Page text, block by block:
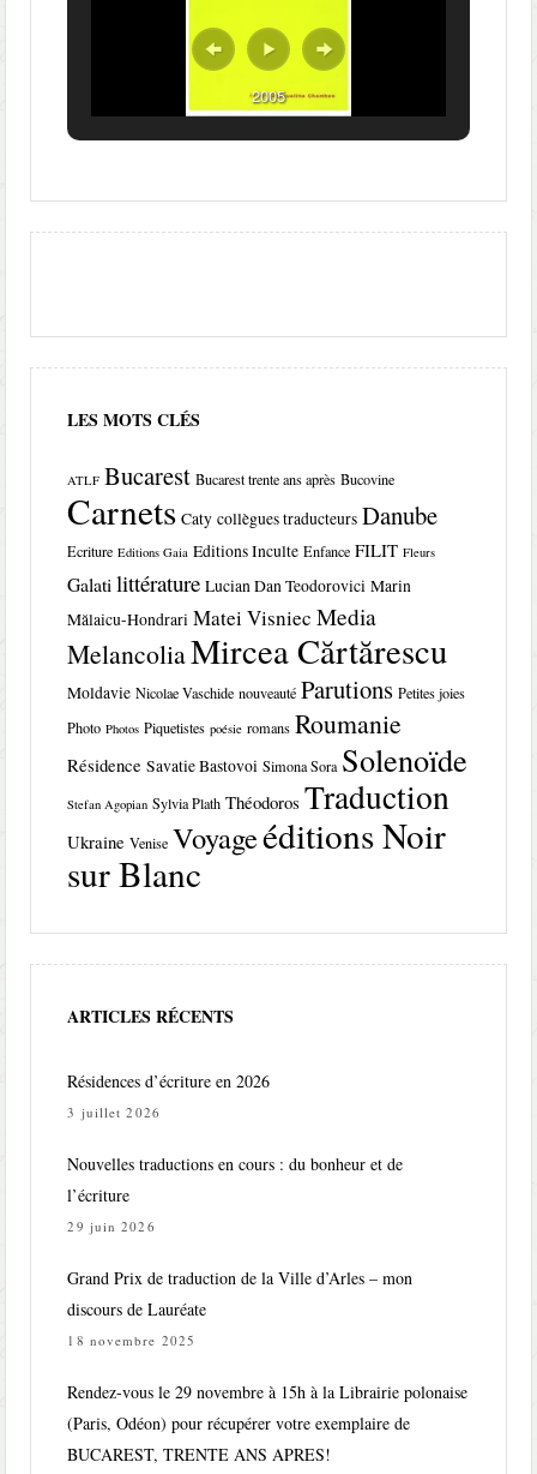
2005
LES MOTS CLÉS
ATLF Bucarest Bucarest trente ans après Bucovine
Carnets Caty collègues traducteurs Danube
Ecriture Editions Gaia Editions Inculte Enfance FILIT Fleurs
Galati littérature Lucian Dan Teodorovici Marin
Mălaicu-Hondrari Matei Visniec Media
MelancoliaMircea Cărtărescu
Moldavie Nicolae Vaschide nouveauté Parutions Petites joies
Photo Photos Piquetistes poésie romans Roumanie
Résidence Savatie Bastovoi Simona Sora Solenoïde
Stefan Agopian Sylvia Plath Théodoros Traduction
Ukraine Venise Voyageéditions Noir
sur Blanc
ARTICLES RÉCENTS
Résidences d’écriture en 2026
3 juillet 2026
Nouvelles traductions en cours : du bonheur et de
l’écriture
29 juin 2026
Grand Prix de traduction de la Ville d’Arles – mon
discours de Lauréate
18 novembre 2025
Rendez-vous le 29 novembre à 15h à la Librairie polonaise
(Paris, Odéon) pour récupérer votre exemplaire de
BUCAREST, TRENTE ANS APRES!